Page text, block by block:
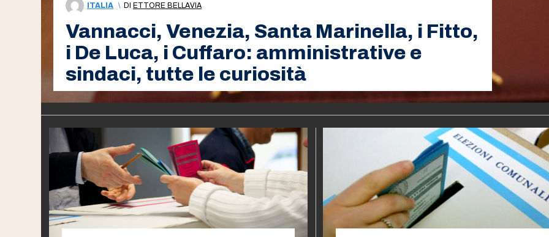
ITALIA \ DI ETTORE BELLAVIA
Vannacci, Venezia, Santa Marinella, i Fitto,
i De Luca, i Cuffaro: amministrative e
sindaci, tutte le curiosità